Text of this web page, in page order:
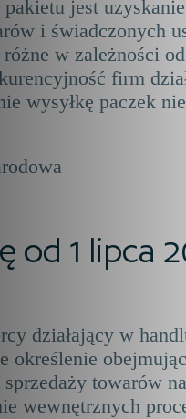
jest
i świadczonych
w zależności
firm
wysyłkę paczek
od 1 lipca
działający w
określenie
towarów
wewnętrznych